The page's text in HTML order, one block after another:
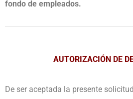
fondo de empleados.
AUTORIZACIÓN DE
De ser aceptada la presente